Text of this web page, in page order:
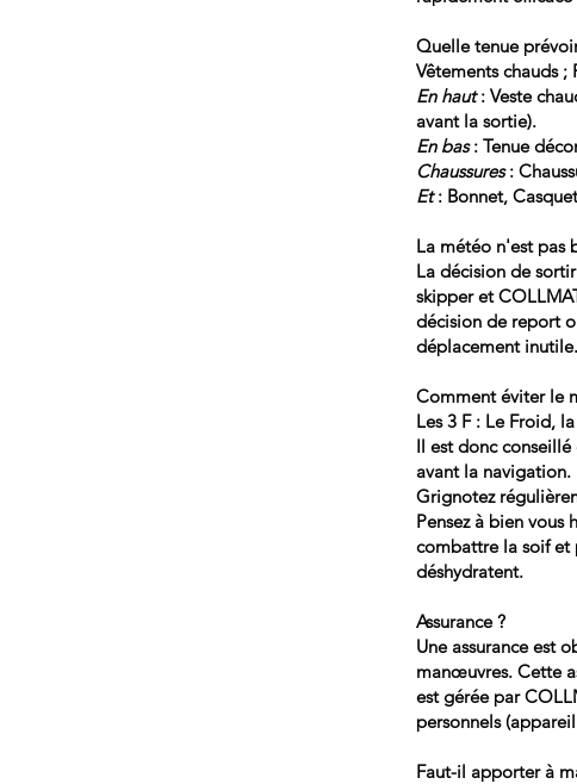
Quelle tenue
Vêtements chauds ;
En haut: Veste
avant la sortie).
En bas: Tenue
Chaussures:
Et: Bonnet,
La météo n'est pas
La décision de
skipper et
décision de report
déplacement inutile.
Comment éviter le
Les 3 F : Le Froid,
Il est donc
avant la
Grignotez
Pensez à bien vous
combattre la soif et
déshydratent.
Assurance ?
Une assurance est
manœuvres. Cette
est gérée par
personnels
Faut-il apporter à